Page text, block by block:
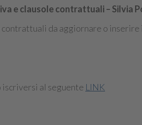
e clausole contrattuali – Silvia
da aggiornare o
al seguente LINK